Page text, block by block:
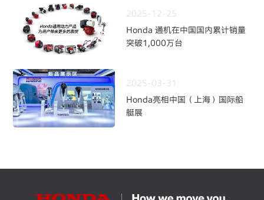
2025-12-25
Honda 通机在中国国内累计销量
突破1,000万台
2025-03-31
Honda亮相中国（上海）国际船
艇展